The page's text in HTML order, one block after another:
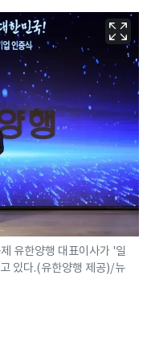
유한양행 대표이사가 '일
있다.(유한양행 제공)/뉴